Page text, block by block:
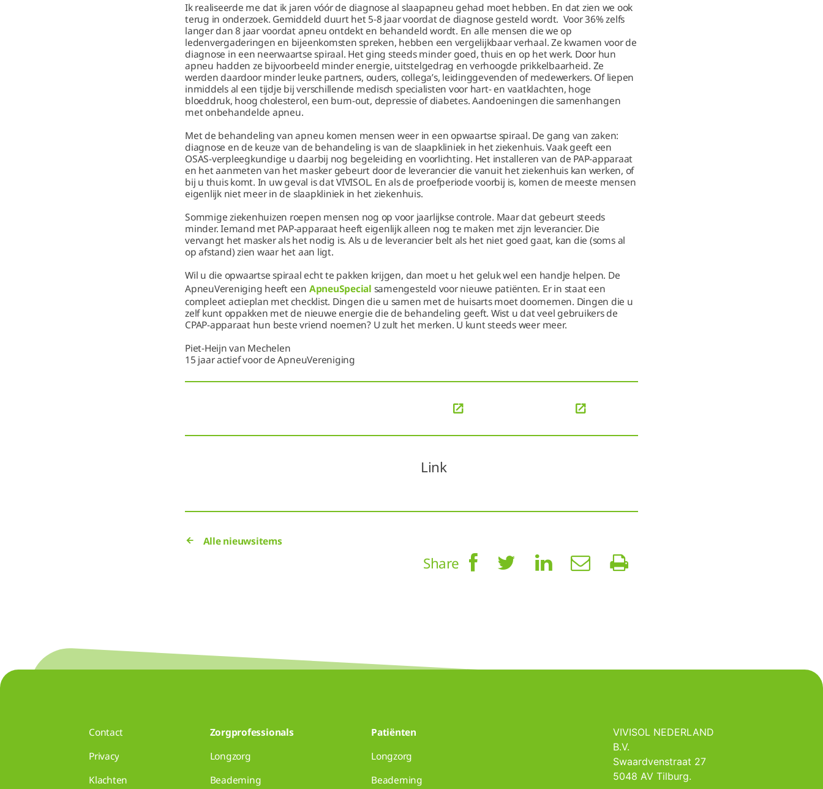
Ik realiseerde me dat ik jaren vóór de diagnose al slaapapneu gehad moet hebben. En dat zien we ook
terug in onderzoek. Gemiddeld duurt het 5-8 jaar voordat de diagnose gesteld wordt. Voor 36% zelfs
langer dan 8 jaar voordat apneu ontdekt en behandeld wordt. En alle mensen die we op
ledenvergaderingen en bijeenkomsten spreken, hebben een vergelijkbaar verhaal. Ze kwamen voor de
diagnose in een neerwaartse spiraal. Het ging steeds minder goed, thuis en op het werk. Door hun
apneu hadden ze bijvoorbeeld minder energie, uitstelgedrag en verhoogde prikkelbaarheid. Ze
werden daardoor minder leuke partners, ouders, collega’s, leidinggevenden of medewerkers. Of liepen
inmiddels al een tijdje bij verschillende medisch specialisten voor hart- en vaatklachten, hoge
bloeddruk, hoog cholesterol, een burn-out, depressie of diabetes. Aandoeningen die samenhangen
met onbehandelde apneu.
Met de behandeling van apneu komen mensen weer in een opwaartse spiraal. De gang van zaken:
diagnose en de keuze van de behandeling is van de slaapkliniek in het ziekenhuis. Vaak geeft een
OSAS-verpleegkundige u daarbij nog begeleiding en voorlichting. Het installeren van de PAP-apparaat
en het aanmeten van het masker gebeurt door de leverancier die vanuit het ziekenhuis kan werken, of
bij u thuis komt. In uw geval is dat VIVISOL. En als de proefperiode voorbij is, komen de meeste mensen
eigenlijk niet meer in de slaapkliniek in het ziekenhuis.
Sommige ziekenhuizen roepen mensen nog op voor jaarlijkse controle. Maar dat gebeurt steeds
minder. Iemand met PAP-apparaat heeft eigenlijk alleen nog te maken met zijn leverancier. Die
vervangt het masker als het nodig is. Als u de leverancier belt als het niet goed gaat, kan die (soms al
op afstand) zien waar het aan ligt.
Wil u die opwaartse spiraal echt te pakken krijgen, dan moet u het geluk wel een handje helpen. De
ApneuVereniging heeft een ApneuSpecial samengesteld voor nieuwe patiënten. Er in staat een
compleet actieplan met checklist. Dingen die u samen met de huisarts moet doornemen. Dingen die u
zelf kunt oppakken met de nieuwe energie die de behandeling geeft. Wist u dat veel gebruikers de
CPAP-apparaat hun beste vriend noemen? U zult het merken. U kunt steeds weer meer.
Piet-Heijn van Mechelen
15 jaar actief voor de ApneuVereniging
Link
Alle nieuwsitems
Share
Contact
Privacy
Klachten
Zorgprofessionals
Longzorg
Beademing
Patiënten
Longzorg
Beademing
VIVISOL NEDERLAND
B.V.
Swaardvenstraat 27
5048 AV Tilburg.